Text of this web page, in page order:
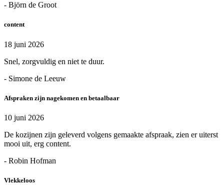
- Björn de Groot
content
18 juni 2026
Snel, zorgvuldig en niet te duur.
- Simone de Leeuw
Afspraken zijn nagekomen en betaalbaar
10 juni 2026
De kozijnen zijn geleverd volgens gemaakte afspraak, zien er uiterst
mooi uit, erg content.
- Robin Hofman
Vlekkeloos